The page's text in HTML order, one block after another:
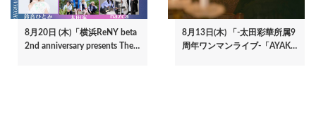
8月20日 (木)「横浜ReNY beta
2nd anniversary presents The…
8月13日(木) 「-太田彩華所属9
周年ワンマンライブ-「AYAK…